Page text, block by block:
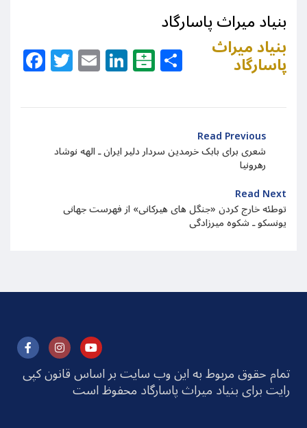
بنیاد میراث پاسارگاد
Facebook
Twitter
EmailLinkedIn
Balatarin
Share
بنیاد میراث
پاسارگاد
Read Previous
رهرونیا
Read Next
توطئه خارج کردن «جنگل های هیرکانی» از فهرست جهانی
یونسکو ـ شکوه میرزادگی
تمام حقوق مربوط به این وب سایت بر اساس قانون کپی
رایت برای بنیاد میراث پاسارگاد محفوظ است